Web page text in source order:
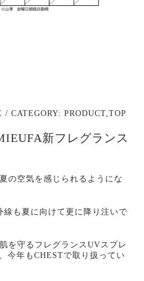
/ CATEGORY:PRODUCT ,TOP
新フレグランス
の空気を感じられるようにな
線も夏に向けて更に降り注いで
を守るフレグランスUVスプレ
今年もCHESTで取り扱ってい